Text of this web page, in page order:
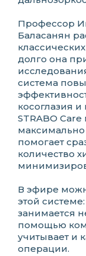
Профессор
Баласанян
долго она
система
косоглазия
STRABO
помогает
количество
В эфире
этой
занимается
помощью
учитывает и
операции.